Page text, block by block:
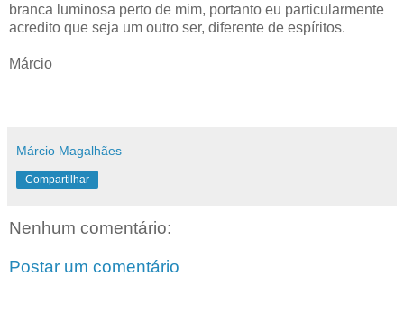
branca luminosa perto de mim, portanto eu particularmente
acredito que seja um outro ser, diferente de espíritos.
Márcio
Márcio Magalhães
Compartilhar
Nenhum comentário:
Postar um comentário